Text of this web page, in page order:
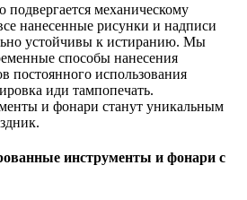
подвергается механическому
нанесенные рисунки и надписи
устойчивы к истиранию. Мы
способы нанесения
постоянного использования
иди тампопечать.
и фонари станут уникальным
инструменты и фонари с